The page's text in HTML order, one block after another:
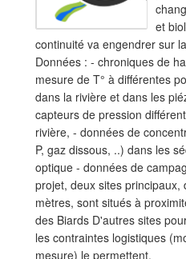
et
continuité va engendrer sur
Données : - chroniques de
mesure de T° à différentes
dans la rivière et dans les
capteurs de pression
rivière, - données de
P, gaz dissous, ..) dans les
optique - données de
projet, deux sites
mètres, sont situés à
des Biards D'autres sites
les contraintes logistiques
mesure) le permettent.